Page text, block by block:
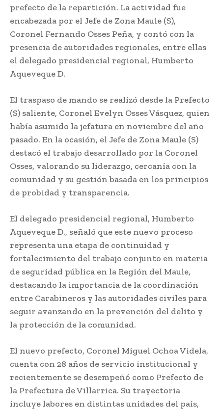
prefecto de la repartición. La actividad fue
encabezada por el Jefe de Zona Maule (S),
Coronel Fernando Osses Peña, y contó con la
presencia de autoridades regionales, entre ellas
el delegado presidencial regional, Humberto
Aqueveque D.
El traspaso de mando se realizó desde la Prefecto
(S) saliente, Coronel Evelyn Osses Vásquez, quien
había asumido la jefatura en noviembre del año
pasado. En la ocasión, el Jefe de Zona Maule (S)
destacó el trabajo desarrollado por la Coronel
Osses, valorando su liderazgo, cercanía con la
comunidad y su gestión basada en los principios
de probidad y transparencia.
El delegado presidencial regional, Humberto
Aqueveque D., señaló que este nuevo proceso
representa una etapa de continuidad y
fortalecimiento del trabajo conjunto en materia
de seguridad pública en la Región del Maule,
destacando la importancia de la coordinación
entre Carabineros y las autoridades civiles para
seguir avanzando en la prevención del delito y
la protección de la comunidad.
El nuevo prefecto, Coronel Miguel Ochoa Videla,
cuenta con 28 años de servicio institucional y
recientemente se desempeñó como Prefecto de
la Prefectura de Villarrica. Su trayectoria
incluye labores en distintas unidades del país,